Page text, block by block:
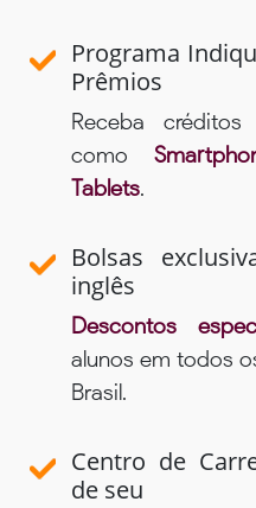
Programa
Prêmios
Receba
como
Tablets.
Bolsas
inglês
Descontos
alunos em todos
Brasil.
Centro de
de seu